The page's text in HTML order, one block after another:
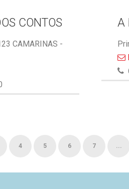
CONTOS
CAMARINAS -
A
4 5 6 7 ...